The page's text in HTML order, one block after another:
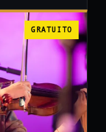
GRATUITO